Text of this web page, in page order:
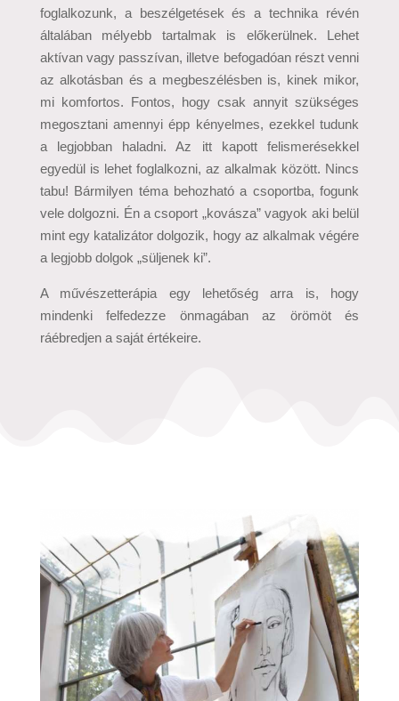
foglalkozunk, a beszélgetések és a technika révén
általában mélyebb tartalmak is előkerülnek. Lehet
aktívan vagy passzívan, illetve befogadóan részt venni
az alkotásban és a megbeszélésben is, kinek mikor,
mi komfortos. Fontos, hogy csak annyit szükséges
megosztani amennyi épp kényelmes, ezekkel tudunk
a legjobban haladni. Az itt kapott felismerésekkel
egyedül is lehet foglalkozni, az alkalmak között. Nincs
tabu! Bármilyen téma behozható a csoportba, fogunk
vele dolgozni. Én a csoport „kovásza” vagyok aki belül
mint egy katalizátor dolgozik, hogy az alkalmak végére
a legjobb dolgok „süljenek ki”.
A művészetterápia egy lehetőség arra is, hogy
mindenki felfedezze önmagában az örömöt és
ráébredjen a saját értékeire.